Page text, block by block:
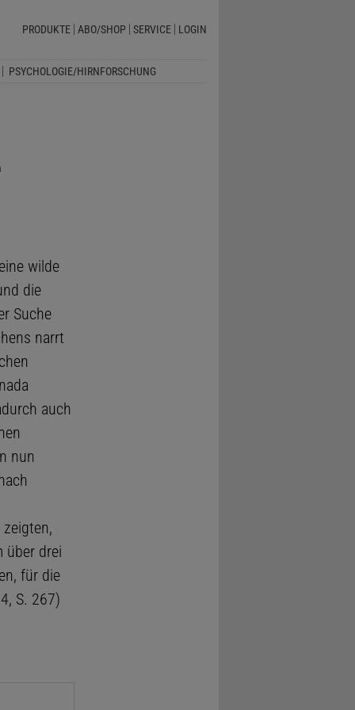
PRODUKTE ABO/SHOP SERVICE LOGIN
PSYCHOLOGIE/HIRNFORSCHUNG
wilde
die
Suche
narrt
auch
nun
über drei
für die
S. 267)